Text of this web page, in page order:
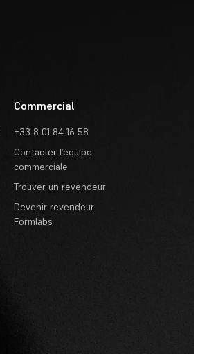
Commercial
+33 8 01 84 16 58
Contacter l’équipe
commerciale
Trouver un revendeur
Devenir revendeur
Formlabs